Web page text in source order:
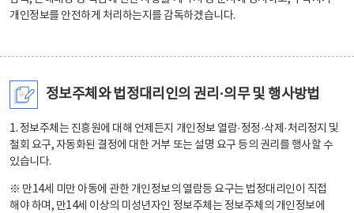
개인정보를 안전하게 처리하는지를 감독하겠습니다.
정보주체와 법정대리인의 권리·의무 및 행사방법
1. 정보주체는 진흥원에 대해 언제든지 개인정보 열람·정정·삭제·처리정지 및
철회 요구, 자동화된 결정에 대한 거부 또는 설명 요구 등의 권리를 행사할 수
있습니다.
※ 만14세 미만 아동에 관한 개인정보의 열람등 요구는 법정대리인이 직접
해야 하며, 만14세 이상의 미성년자인 정보주체는 정보주체의 개인정보에